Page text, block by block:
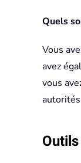
Quels
Vous
avez
vous